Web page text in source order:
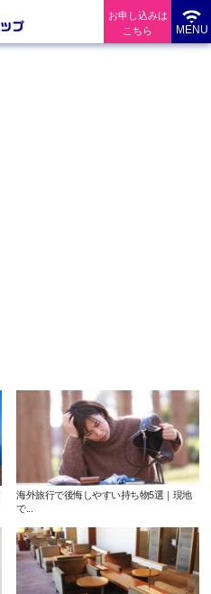
お申し込みは
こちら
MENU
海外旅行で後悔しやすい持ち物5選｜現地
で...